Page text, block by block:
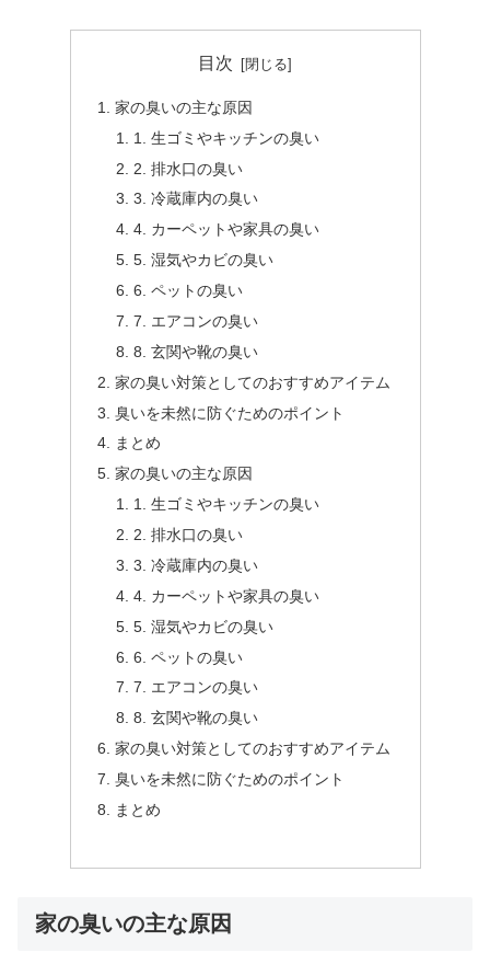
目次
家の臭いの主な原因
1. 生ゴミやキッチンの臭い
2. 排水口の臭い
3. 冷蔵庫内の臭い
4. カーペットや家具の臭い
5. 湿気やカビの臭い
6. ペットの臭い
7. エアコンの臭い
8. 玄関や靴の臭い
家の臭い対策としてのおすすめアイテム
臭いを未然に防ぐためのポイント
まとめ
家の臭いの主な原因
1. 生ゴミやキッチンの臭い
2. 排水口の臭い
3. 冷蔵庫内の臭い
4. カーペットや家具の臭い
5. 湿気やカビの臭い
6. ペットの臭い
7. エアコンの臭い
8. 玄関や靴の臭い
家の臭い対策としてのおすすめアイテム
臭いを未然に防ぐためのポイント
まとめ
家の臭いの主な原因